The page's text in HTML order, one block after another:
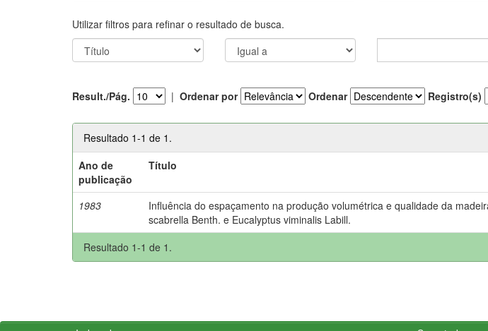
Utilizar filtros para refinar o resultado de busca.
Result./Pág. | Ordenar por Ordenar Registro(s)
Resultado 1-1 de 1.
Ano de
publicação
Título
1983
Influência do espaçamento na produção volumétrica e qualidade da
scabrella Benth. e Eucalyptus viminalis Labill.
Resultado 1-1 de 1.